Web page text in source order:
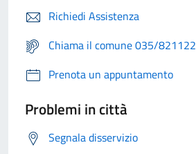
Richiedi Assistenza
Chiama il comune 035/821122
Prenota un appuntamento
Problemi in città
Segnala disservizio